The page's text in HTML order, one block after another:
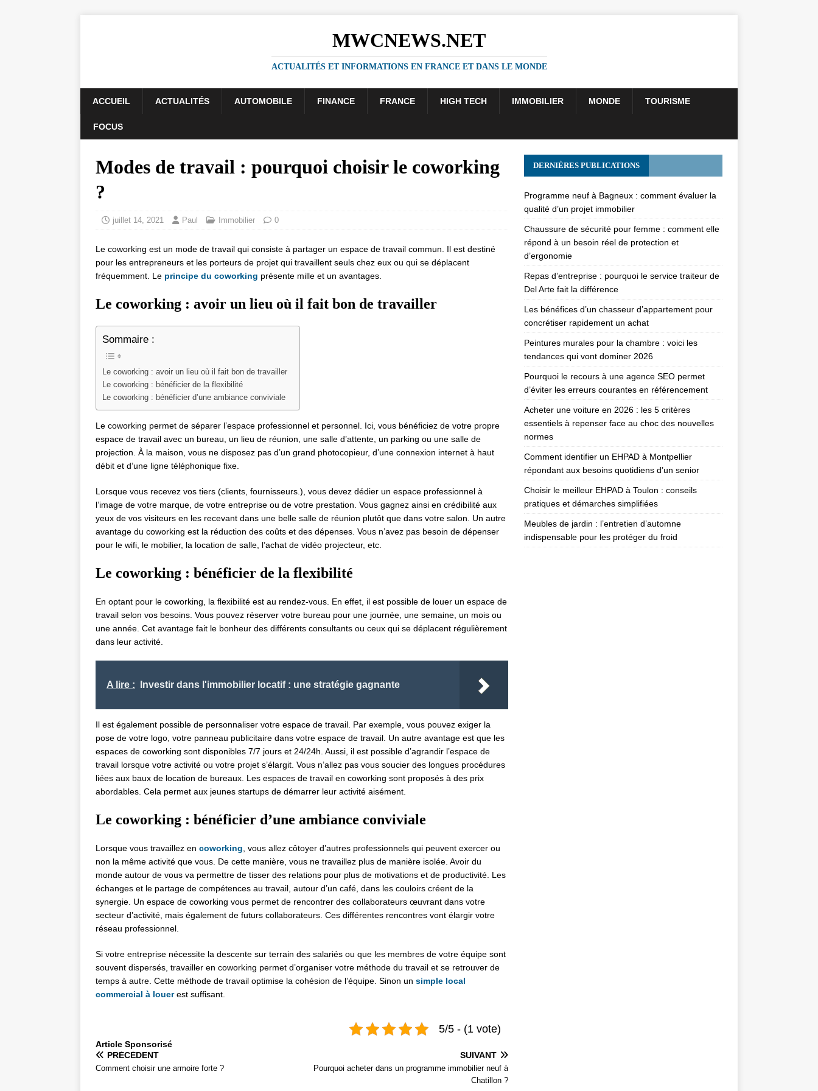
MWCNEWS.NET
ACTUALITÉS ET INFORMATIONS EN FRANCE ET DANS LE MONDE
ACCUEIL ACTUALITÉS AUTOMOBILE FINANCE FRANCE HIGH TECH IMMOBILIER MONDE TOURISME
FOCUS
Modes de travail : pourquoi choisir le coworking
?
juillet 14, 2021 Paul Immobilier 0
Le coworking est un mode de travail qui consiste à partager un espace de travail commun. Il est destiné
pour les entrepreneurs et les porteurs de projet qui travaillent seuls chez eux ou qui se déplacent
fréquemment. Le principe du coworking présente mille et un avantages.
Le coworking : avoir un lieu où il fait bon de travailler
Sommaire :
Le coworking : avoir un lieu où il fait bon de travailler
Le coworking : bénéficier de la flexibilité
Le coworking : bénéficier d’une ambiance conviviale
Le coworking permet de séparer l’espace professionnel et personnel. Ici, vous bénéficiez de votre propre
espace de travail avec un bureau, un lieu de réunion, une salle d’attente, un parking ou une salle de
projection. À la maison, vous ne disposez pas d’un grand photocopieur, d’une connexion internet à haut
débit et d’une ligne téléphonique fixe.
Lorsque vous recevez vos tiers (clients, fournisseurs.), vous devez dédier un espace professionnel à
l’image de votre marque, de votre entreprise ou de votre prestation. Vous gagnez ainsi en crédibilité aux
yeux de vos visiteurs en les recevant dans une belle salle de réunion plutôt que dans votre salon. Un autre
avantage du coworking est la réduction des coûts et des dépenses. Vous n’avez pas besoin de dépenser
pour le wifi, le mobilier, la location de salle, l’achat de vidéo projecteur, etc.
Le coworking : bénéficier de la flexibilité
En optant pour le coworking, la flexibilité est au rendez-vous. En effet, il est possible de louer un espace de
travail selon vos besoins. Vous pouvez réserver votre bureau pour une journée, une semaine, un mois ou
une année. Cet avantage fait le bonheur des différents consultants ou ceux qui se déplacent régulièrement
dans leur activité.
A lire : Investir dans l'immobilier locatif : une stratégie gagnante
Il est également possible de personnaliser votre espace de travail. Par exemple, vous pouvez exiger la
pose de votre logo, votre panneau publicitaire dans votre espace de travail. Un autre avantage est que les
espaces de coworking sont disponibles 7/7 jours et 24/24h. Aussi, il est possible d’agrandir l’espace de
travail lorsque votre activité ou votre projet s’élargit. Vous n’allez pas vous soucier des longues procédures
liées aux baux de location de bureaux. Les espaces de travail en coworking sont proposés à des prix
abordables. Cela permet aux jeunes startups de démarrer leur activité aisément.
Le coworking : bénéficier d’une ambiance conviviale
Lorsque vous travaillez en coworking , vous allez côtoyer d’autres professionnels qui peuvent exercer ou
non la même activité que vous. De cette manière, vous ne travaillez plus de manière isolée. Avoir du
monde autour de vous va permettre de tisser des relations pour plus de motivations et de productivité. Les
échanges et le partage de compétences au travail, autour d’un café, dans les couloirs créent de la
synergie. Un espace de coworking vous permet de rencontrer des collaborateurs œuvrant dans votre
secteur d’activité, mais également de futurs collaborateurs. Ces différentes rencontres vont élargir votre
réseau professionnel.
Si votre entreprise nécessite la descente sur terrain des salariés ou que les membres de votre équipe sont
souvent dispersés, travailler en coworking permet d’organiser votre méthode du travail et se retrouver de
temps à autre. Cette méthode de travail optimise la cohésion de l’équipe. Sinon un simple local
commercial à louerest suffisant.
5/5 - (1 vote)
Articlе Spоnsоrisé
PRÉCÉDENT
Comment choisir une armoire forte ?
SUIVANT
Pourquoi acheter dans un programme immobilier neuf à
Chatillon ?
DERNIÈRES PUBLICATIONS
Programme neuf à Bagneux : comment évaluer la
qualité d’un projet immobilier
Chaussure de sécurité pour femme : comment elle
répond à un besoin réel de protection et
d’ergonomie
Repas d’entreprise : pourquoi le service traiteur de
Del Arte fait la différence
Les bénéfices d’un chasseur d’appartement pour
concrétiser rapidement un achat
Peintures murales pour la chambre : voici les
tendances qui vont dominer 2026
Pourquoi le recours à une agence SEO permet
d’éviter les erreurs courantes en référencement
Acheter une voiture en 2026 : les 5 critères
essentiels à repenser face au choc des nouvelles
normes
Comment identifier un EHPAD à Montpellier
répondant aux besoins quotidiens d’un senior
Choisir le meilleur EHPAD à Toulon : conseils
pratiques et démarches simplifiées
Meubles de jardin : l’entretien d’automne
indispensable pour les protéger du froid